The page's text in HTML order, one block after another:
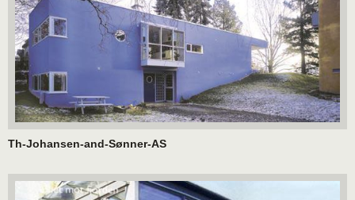
Th-Johansen-and-Sønner-AS